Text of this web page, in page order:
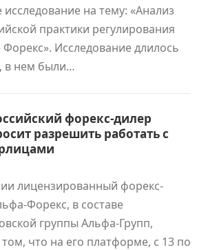
на тему: «Анализ
практики регулирования
Исследование длилось
в нем были…
форекс-дилер
разрешить работать с
лицензированный форекс-
Форекс, в составе
группы Альфа-Групп,
что на его платформе, с 13 по